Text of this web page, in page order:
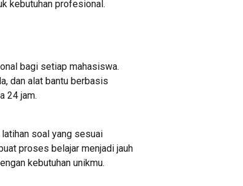
kebutuhan profesional.
bagi setiap mahasiswa.
dan alat bantu berbasis
24 jam.
soal yang sesuai
proses belajar menjadi jauh
kebutuhan unikmu.